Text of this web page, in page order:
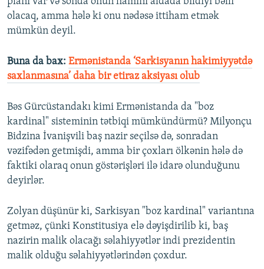
olacaq, amma hələ ki onu nədəsə ittiham etmək
mümkün deyil.
Buna da bax: Ermənistanda ‘Sarkisyanın hakimiyyətdə
saxlanmasına’ daha bir etiraz aksiyası olub
Bəs Gürcüstandakı kimi Ermənistanda da "boz
kardinal" sisteminin tətbiqi mümkündürmü? Milyonçu
Bidzina İvanişvili baş nazir seçilsə də, sonradan
vəzifədən getmişdi, amma bir çoxları ölkənin hələ də
faktiki olaraq onun göstərişləri ilə idarə olunduğunu
deyirlər.
Zolyan düşünür ki, Sarkisyan "boz kardinal" variantına
getməz, çünki Konstitusiya elə dəyişdirilib ki, baş
nazirin malik olacağı səlahiyyətlər indi prezidentin
malik olduğu səlahiyyətlərindən çoxdur.